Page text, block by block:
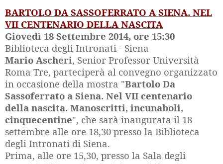
BARTOLO DA SASSOFERRATO A SIENA. NEL
VII CENTENARIO DELLA NASCITA
Giovedì 18 Settembre 2014, ore 15:30
Biblioteca degli Intronati - Siena
Mario Ascheri, Senior Professor Università
Roma Tre, parteciperà al convegno organizzato
in occasione della mostra "Bartolo Da
Sassoferrato a Siena. Nel VII centenario
della nascita. Manoscritti, incunaboli,
cinquecentine", che sarà inaugurata il 18
settembre alle ore 18,30 presso la Biblioteca
degli Intronati di Siena.
Prima, alle ore 15,30, presso la Sala degli